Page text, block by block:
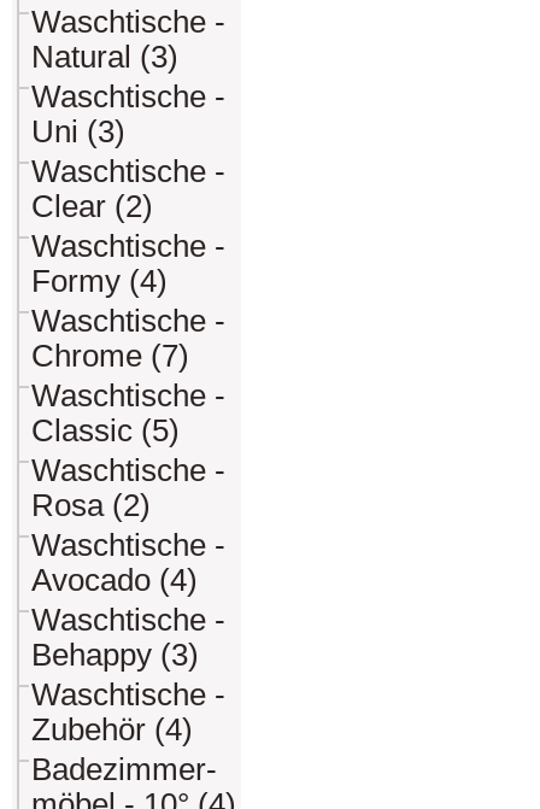
Waschtische -
Natural (3)
Waschtische -
Uni (3)
Waschtische -
Clear (2)
Waschtische -
Formy (4)
Waschtische -
Chrome (7)
Waschtische -
Classic (5)
Waschtische -
Rosa (2)
Waschtische -
Avocado (4)
Waschtische -
Behappy (3)
Waschtische -
Zubehör (4)
Badezimmer-